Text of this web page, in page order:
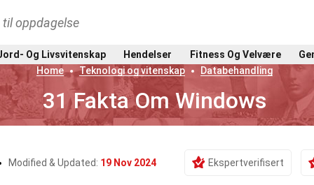
oppdagelse
Og Livsvitenskap Hendelser Fitness Og Velvære
Home
Teknologi og vitenskap Databehandling
31 Fakta Om Windows
Modified & Updated: 19 Nov 2024 Ekspertverifisert